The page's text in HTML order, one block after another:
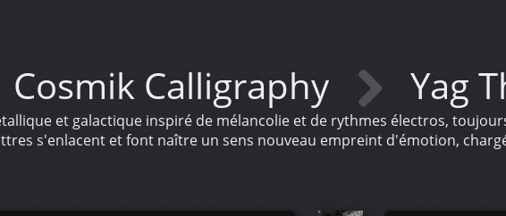
Cosmik Calligraphy Yag
et galactique inspiré de mélancolie et de rythmes électros,
s'enlacent et font naître un sens nouveau empreint d'émotion,